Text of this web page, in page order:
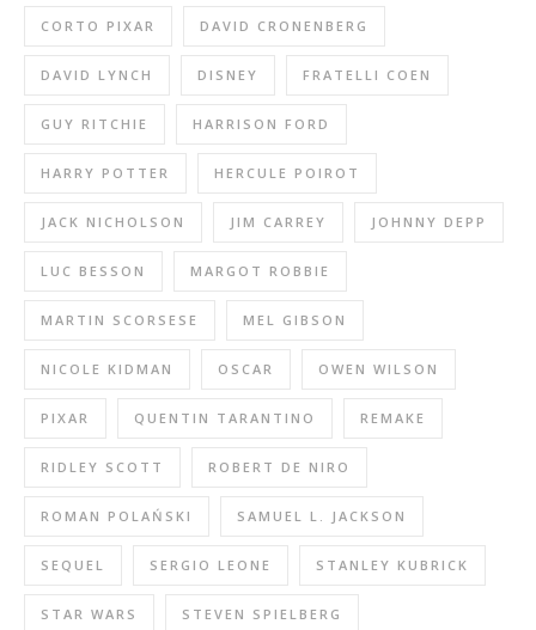
CORTO PIXAR DAVID CRONENBERG
DAVID LYNCH DISNEY FRATELLI COEN
GUY RITCHIE HARRISON FORD
HARRY POTTER HERCULE POIROT
JACK NICHOLSON JIM CARREY JOHNNY DEPP
LUC BESSON MARGOT ROBBIE
MARTIN SCORSESE MEL GIBSON
NICOLE KIDMAN OSCAR OWEN WILSON
PIXAR QUENTIN TARANTINO REMAKE
RIDLEY SCOTT ROBERT DE NIRO
ROMAN POLAŃSKI SAMUEL L. JACKSON
SEQUEL SERGIO LEONE STANLEY KUBRICK
STAR WARS STEVEN SPIELBERG